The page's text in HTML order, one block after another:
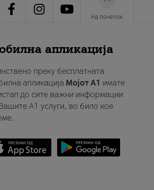
На почеток
апликација
преку бесплатната
апликација Мојот A1 имате
до сите важни информации
A1 услуги, во било кое